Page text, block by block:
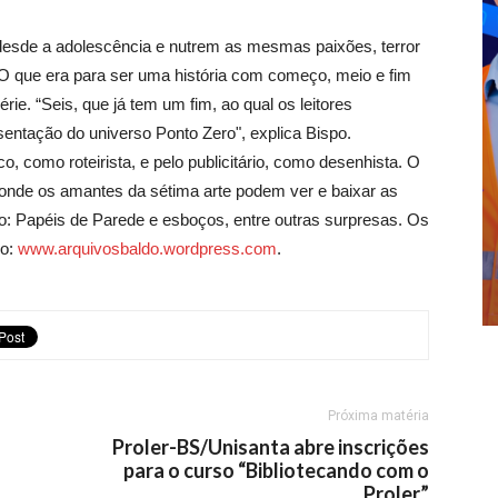
a adolescência e nutrem as mesmas paixões, terror
que era para ser uma história com começo, meio e fim
“Seis, que já tem um fim, ao qual os leitores
do universo Ponto Zero", explica Bispo.
como roteirista, e pelo publicitário, como desenhista. O
os amantes da sétima arte podem ver e baixar as
Papéis de Parede e esboços, entre outras surpresas. Os
www.arquivosbaldo.wordpress.com.
Próxima matéria
Proler-BS/Unisanta abre inscrições
para o curso “Bibliotecando com o